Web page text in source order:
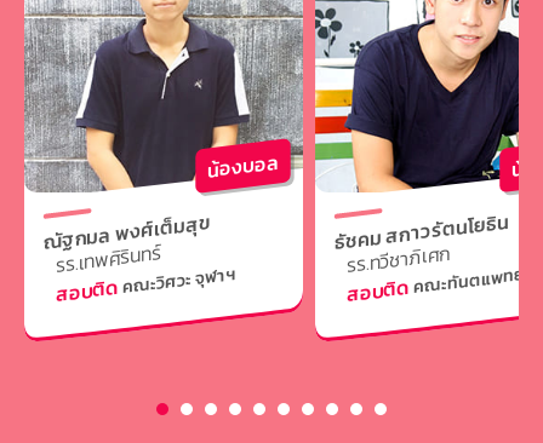
น้องบอล
ณัฐกมล พงศ์เต็มสุข
รร.เทพศิรินทร์
สอบติดคณะวิศวะ จุฬาฯ
น้อ
ธัชคม สกาวรัตนโยธิน
รร.ทวีชาภิเศก
สอบติดคณะทันตแพทย์